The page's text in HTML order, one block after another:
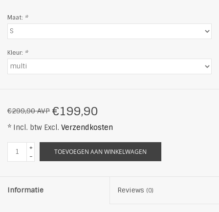
Maat: *
Kleur: *
€299,90 AVP €199,90
* Incl. btw Excl. Verzendkosten
+
-
TOEVOEGEN AAN WINKELWAGEN
Informatie Reviews (0)